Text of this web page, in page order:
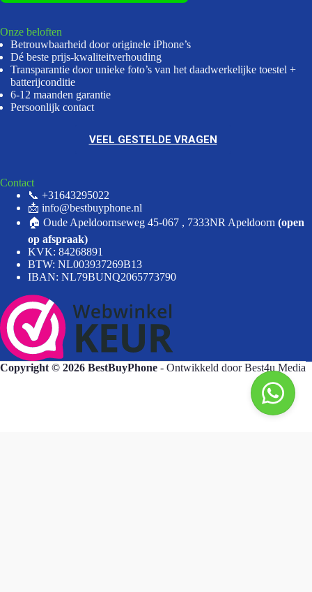
Onze beloften
Betrouwbaarheid door originele iPhone’s
Dé beste prijs-kwaliteitverhouding
Transparantie door unieke foto’s van het daadwerkelijke toestel +
batterijconditie
6-12 maanden garantie
Persoonlijk contact
VEEL GESTELDE VRAGEN
Contact
📞 +31643295022
📩 info@bestbuyphone.nl
🏠 Oude Apeldoornseweg 45-067 , 7333NR Apeldoorn (open
op afspraak)
KVK: 84268891
BTW: NL003937269B13
IBAN: NL79BUNQ2065773790
Copyright © 2026 BestBuyPhone - Ontwikkeld doorBest4u Media